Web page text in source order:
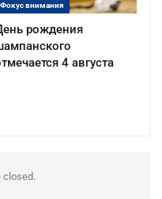
Фокус внимания
рождения
4 августа
closed.